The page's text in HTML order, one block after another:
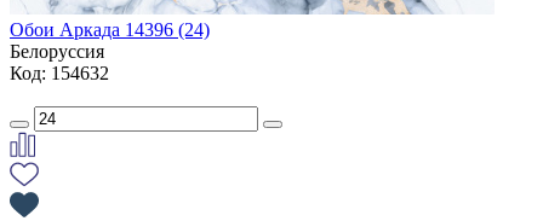
Обои Аркада 14396 (24)
Белоруссия
Код: 154632